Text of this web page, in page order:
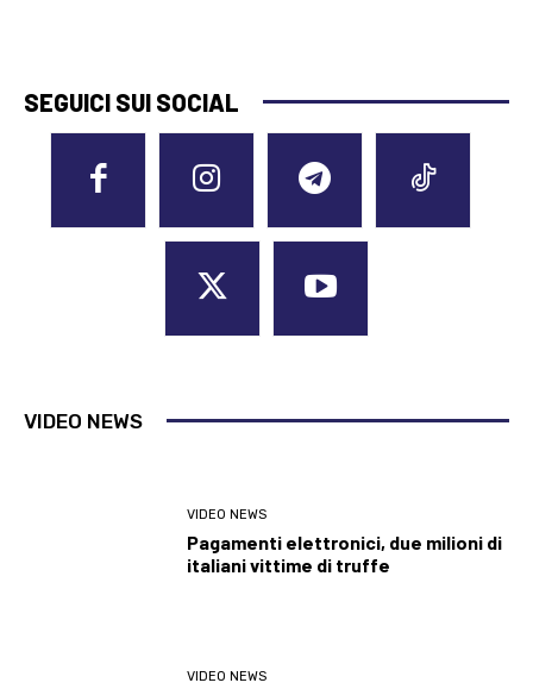
SEGUICI SUI SOCIAL
VIDEO NEWS
VIDEO NEWS
Pagamenti elettronici, due milioni di
italiani vittime di truffe
VIDEO NEWS